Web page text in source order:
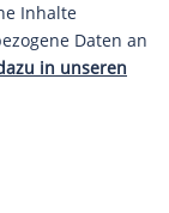
Inhalte
Daten an
in unseren